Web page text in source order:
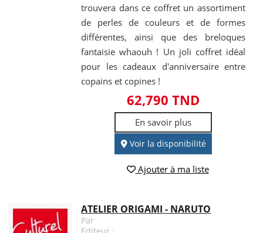
trouvera dans ce coffret un assortiment
de perles de couleurs et de formes
différentes, ainsi que des breloques
fantaisie whaouh ! Un joli coffret idéal
pour les cadeaux d'anniversaire entre
copains et copines !
62,790 TND
En savoir plus
Voir la disponibilité
Ajouter à ma liste
ATELIER ORIGAMI - NARUTO
Par
Editeur :